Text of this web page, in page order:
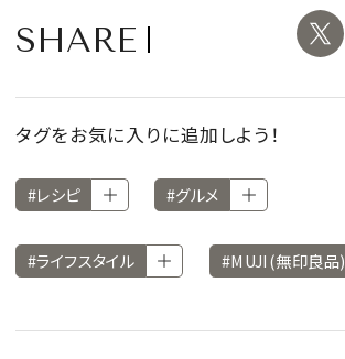
SHARE
タグをお気に入りに追加しよう！
#レシピ #グルメ
#ライフスタイル #MUJI(無印良品)